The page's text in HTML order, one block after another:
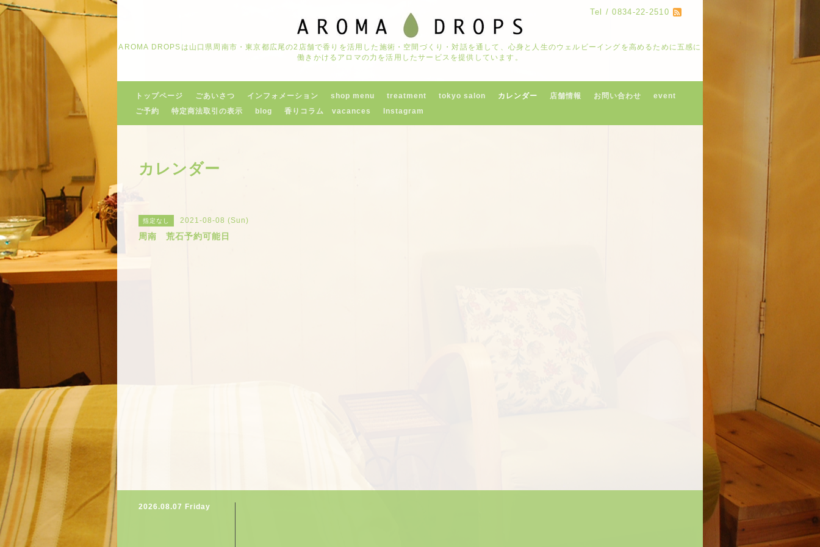
Tel / 0834-22-2510
AROMA DROPSは山口県周南市・東京都広尾の2店舗で香りを活用した施術・空間づくり・対話を通して、心身と人生のウェルビーイングを高めるために五感に
働きかけるアロマの力を活用したサービスを提供しています。
トップページ ごあいさつ インフォメーション shop menu treatment tokyo salon カレンダー 店舗情報 お問い合わせ
event
ご予約
特定商法取引の表示 blog 香りコラム vacances Instagram
カレンダー
指定なし 2021-08-08 (Sun)
周南 荒石予約可能日
2026.08.07 Friday